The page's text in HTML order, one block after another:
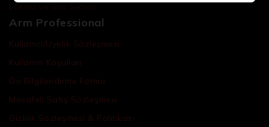
Lokma ve Bits Setleri
Arm Professional
Kullanıcı/Üyelik Sözleşmesi
Kullanım Koşulları
Ön Bilgilendirme Formu
Mesafeli Satış Sözleşmesi
Gizlilik Sözleşmesi & Politikası